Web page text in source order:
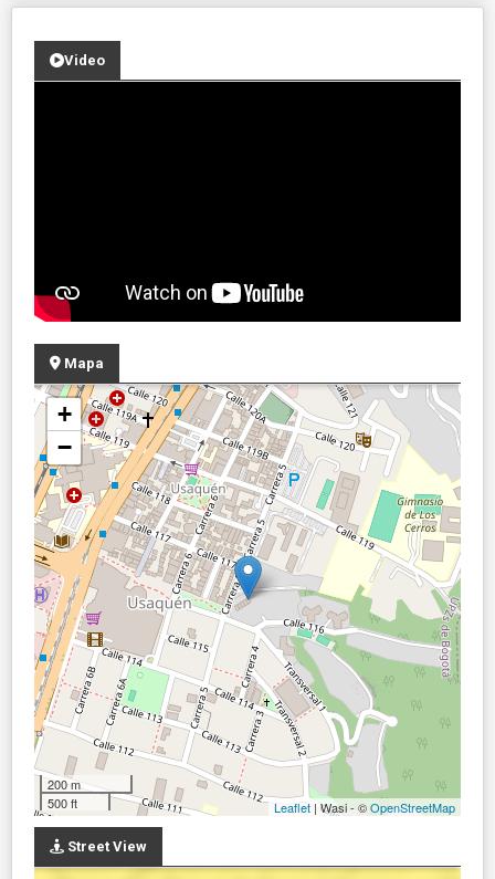
Video
Mapa
+
−
200 m
500 ft
Leaflet | Wasi - ©OpenStreetMap
Street View